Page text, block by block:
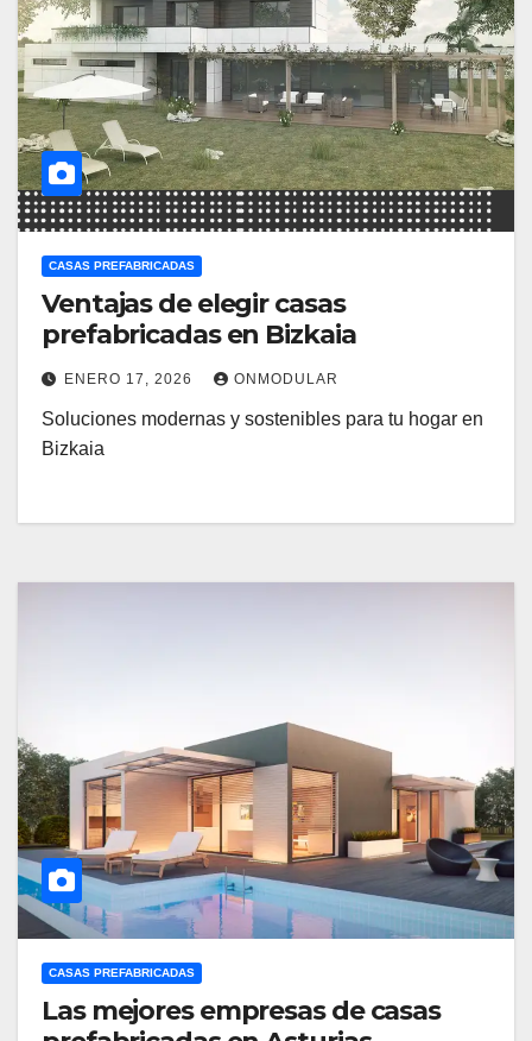
CASAS PREFABRICADAS
Ventajas de elegir casas
prefabricadas en Bizkaia
ENERO 17, 2026 ONMODULAR
Soluciones modernas y sostenibles para tu hogar en
Bizkaia
CASAS PREFABRICADAS
Las mejores empresas de casas